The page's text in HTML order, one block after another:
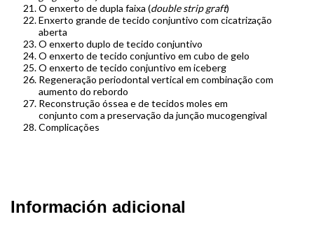
O enxerto de dupla faixa (double strip graft)
Enxerto grande de tecido conjuntivo com cicatrização
aberta
O enxerto duplo de tecido conjuntivo
O enxerto de tecido conjuntivo em cubo de gelo
O enxerto de tecido conjuntivo em iceberg
Regeneração periodontal vertical em combinação com
aumento do rebordo
Reconstrução óssea e de tecidos moles em
conjunto com a preservação da junção mucogengival
Complicações
Información adicional